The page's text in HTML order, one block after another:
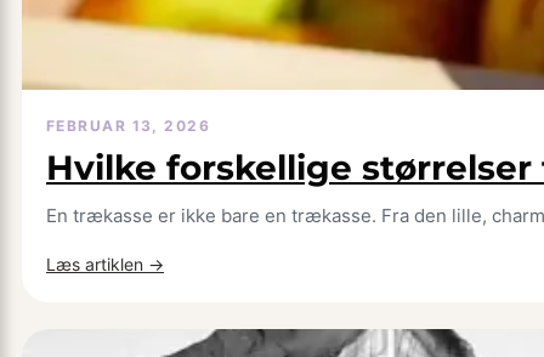
fordybe
nyheder
FEBRUAR 13, 2026
Hvilke forskellige
En trækasse er ikke bare en trækasse. Fra den lille,
Læs artiklen →
størrelser